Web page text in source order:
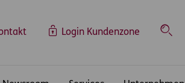
Login Kundenzone
Suche